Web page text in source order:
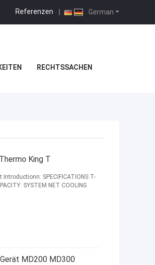
German
Referenzen |
RECHTSSACHEN
King T
SPECIFICATIONS T-
SYSTEM NET COOLING
MD200 MD300